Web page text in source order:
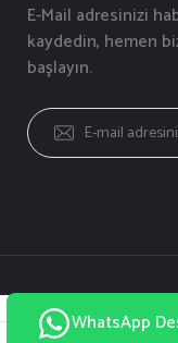
E-Mail adresinizi
kaydedin, hemen
başlayın.
WhatsApp